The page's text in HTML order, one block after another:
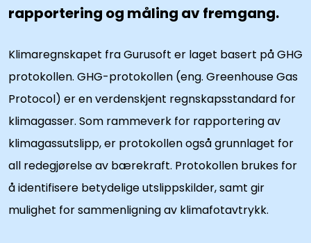
rapportering og måling av fremgang.
Klimaregnskapet fra Gurusoft er laget basert på GHG
protokollen. GHG-protokollen (eng. Greenhouse Gas
Protocol) er en verdenskjent regnskapsstandard for
klimagasser. Som rammeverk for rapportering av
klimagassutslipp, er protokollen også grunnlaget for
all redegjørelse av bærekraft. Protokollen brukes for
å identifisere betydelige utslippskilder, samt gir
mulighet for sammenligning av klimafotavtrykk.